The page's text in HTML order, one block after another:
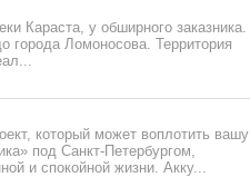
Караста, у обширного заказника.
города Ломоносова. Территория
который может воплотить вашу
под Санкт-Петербургом,
и спокойной жизни. Акку...